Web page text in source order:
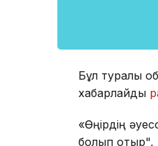
Бұл туралы
хабарлайды
«Өңірдің
болып отыр", -